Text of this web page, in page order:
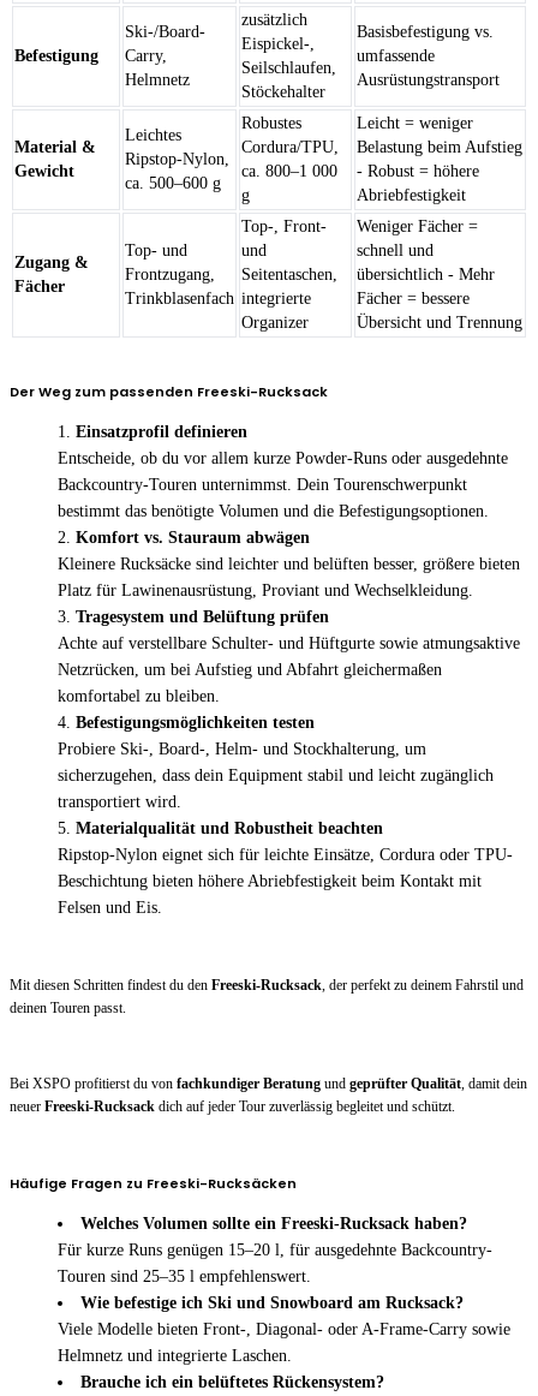
Befestigung
Ski-/Board-
Carry,
Helmnetz
zusätzlich
Eispickel-,
Seilschlaufen,
Stöckehalter
Basisbefestigung vs.
umfassende
Ausrüstungstransport
Material &
Gewicht
Leichtes
Ripstop-Nylon,
ca. 500–600 g
Robustes
Cordura/TPU,
ca. 800–1 000
g
Leicht = weniger
Belastung beim Aufstieg
- Robust = höhere
Abriebfestigkeit
Zugang &
Fächer
Top- und
Frontzugang,
Trinkblasenfach
Top-, Front-
und
Seitentaschen,
integrierte
Organizer
Weniger Fächer =
schnell und
übersichtlich - Mehr
Fächer = bessere
Übersicht und Trennung
Der Weg zum passenden Freeski-Rucksack
Einsatzprofil definieren
Entscheide, ob du vor allem kurze Powder-Runs oder ausgedehnte
Backcountry-Touren unternimmst. Dein Tourenschwerpunkt
bestimmt das benötigte Volumen und die Befestigungsoptionen.
Komfort vs. Stauraum abwägen
Kleinere Rucksäcke sind leichter und belüften besser, größere bieten
Platz für Lawinenausrüstung, Proviant und Wechselkleidung.
Tragesystem und Belüftung prüfen
Achte auf verstellbare Schulter- und Hüftgurte sowie atmungsaktive
Netzrücken, um bei Aufstieg und Abfahrt gleichermaßen
komfortabel zu bleiben.
Befestigungsmöglichkeiten testen
Probiere Ski-, Board-, Helm- und Stockhalterung, um
sicherzugehen, dass dein Equipment stabil und leicht zugänglich
transportiert wird.
Materialqualität und Robustheit beachten
Ripstop-Nylon eignet sich für leichte Einsätze, Cordura oder TPU-
Beschichtung bieten höhere Abriebfestigkeit beim Kontakt mit
Felsen und Eis.
Mit diesen Schritten findest du den Freeski-Rucksack , der perfekt zu deinem Fahrstil und
deinen Touren passt.
Bei XSPO profitierst du von fachkundiger Beratung und geprüfter Qualität , damit dein
neuer Freeski-Rucksack dich auf jeder Tour zuverlässig begleitet und schützt.
Häufige Fragen zu Freeski-Rucksäcken
Welches Volumen sollte ein Freeski-Rucksack haben?
Für kurze Runs genügen 15–20 l, für ausgedehnte Backcountry-
Touren sind 25–35 l empfehlenswert.
Wie befestige ich Ski und Snowboard am Rucksack?
Viele Modelle bieten Front-, Diagonal- oder A-Frame-Carry sowie
Helmnetz und integrierte Laschen.
Brauche ich ein belüftetes Rückensystem?